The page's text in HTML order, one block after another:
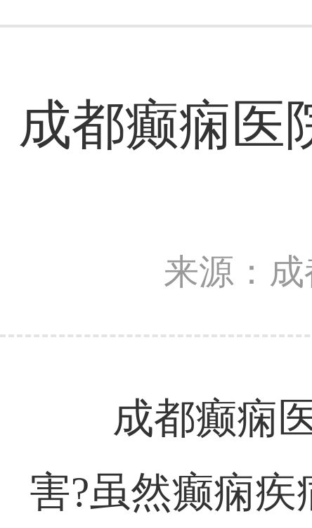
成都癫痫医
来源：
成都癫痫
害?虽然癫痫